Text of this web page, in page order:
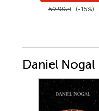
59.90zł (-15%)
Daniel Nogal